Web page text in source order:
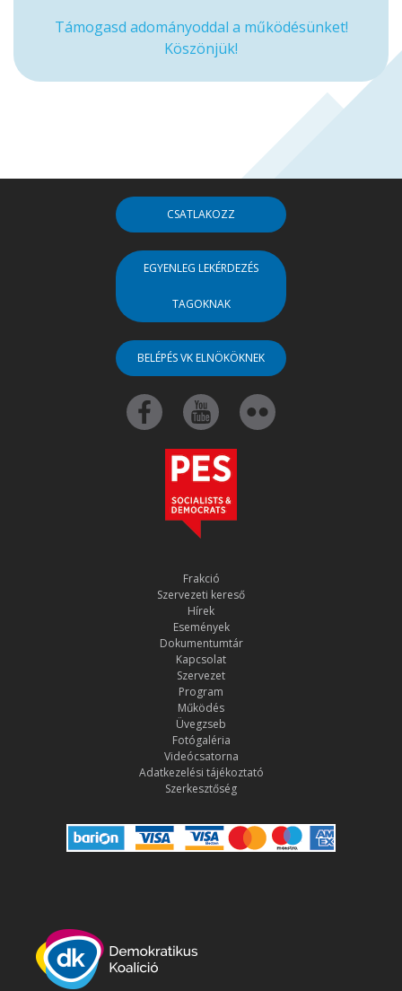
Támogasd adományoddal a működésünket!
Köszönjük!
CSATLAKOZZ
EGYENLEG LEKÉRDEZÉS
TAGOKNAK
BELÉPÉS VK ELNÖKÖKNEK
Frakció
Szervezeti kereső
Hírek
Események
Dokumentumtár
Kapcsolat
Szervezet
Program
Működés
Üvegzseb
Fotógaléria
Videócsatorna
Adatkezelési tájékoztató
Szerkesztőség